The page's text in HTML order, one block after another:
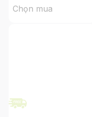
Chọn mua